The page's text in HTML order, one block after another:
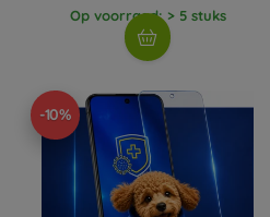
Op voorraad: > 5 stuks
-10%